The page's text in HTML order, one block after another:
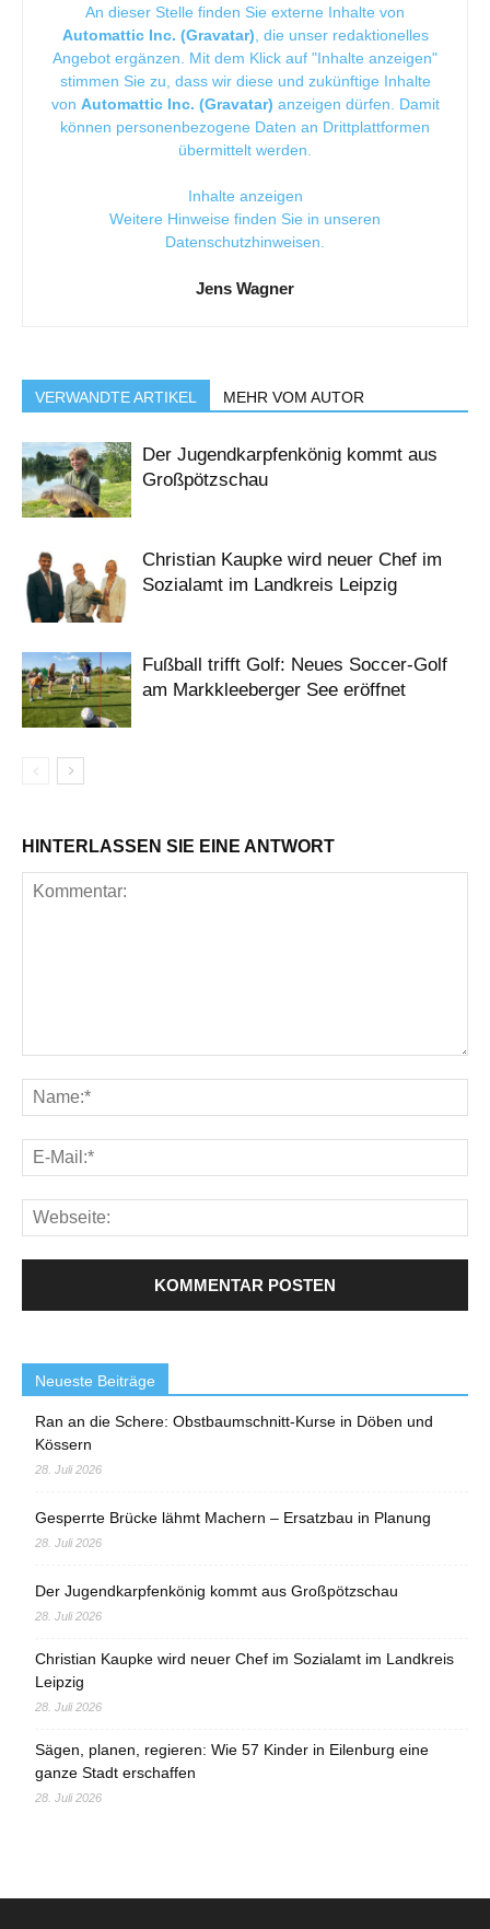
An dieser Stelle finden Sie externe Inhalte von
Automattic Inc. (Gravatar) , die unser redaktionelles
Angebot ergänzen. Mit dem Klick auf "Inhalte anzeigen"
stimmen Sie zu, dass wir diese und zukünftige Inhalte
von Automattic Inc. (Gravatar) anzeigen dürfen. Damit
können personenbezogene Daten an Drittplattformen
übermittelt werden.
Inhalte anzeigen
Weitere Hinweise finden Sie in unseren
Datenschutzhinweisen
Jens Wagner
VERWANDTE ARTIKEL MEHR VOM AUTOR
Der Jugendkarpfenkönig kommt aus
Großpötzschau
Christian Kaupke wird neuer Chef im
Sozialamt im Landkreis Leipzig
Fußball trifft Golf: Neues Soccer-Golf
am Markkleeberger See eröffnet
HINTERLASSEN SIE EINE ANTWORT
Neueste Beiträge
Ran an die Schere: Obstbaumschnitt-Kurse in Döben und
Kössern
28. Juli 2026
Gesperrte Brücke lähmt Machern – Ersatzbau in Planung
28. Juli 2026
Der Jugendkarpfenkönig kommt aus Großpötzschau
28. Juli 2026
Christian Kaupke wird neuer Chef im Sozialamt im Landkreis
Leipzig
28. Juli 2026
Sägen, planen, regieren: Wie 57 Kinder in Eilenburg eine
ganze Stadt erschaffen
28. Juli 2026